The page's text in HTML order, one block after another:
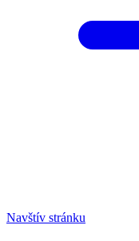
Navštív stránku